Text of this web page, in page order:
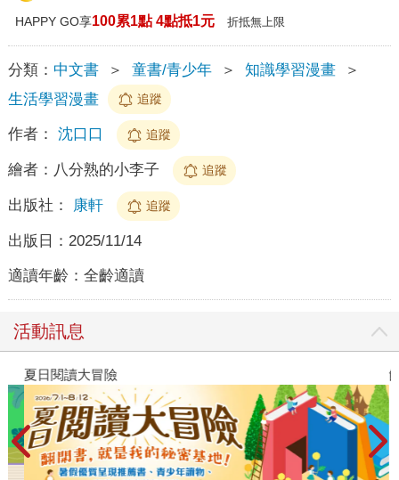
HAPPY GO享100累1點 4點抵1元 折抵無上限
分類： 中文書 ＞ 童書/青少年 ＞ 知識學習漫畫
＞
生活學習漫畫
追蹤
作者： 沈口口 追蹤
繪者： 八分熟的小李子 追蹤
出版社： 康軒 追蹤
出版日： 2025/11/14
適讀年齡： 全齡適讀
活動訊息
夏日閱讀大冒險